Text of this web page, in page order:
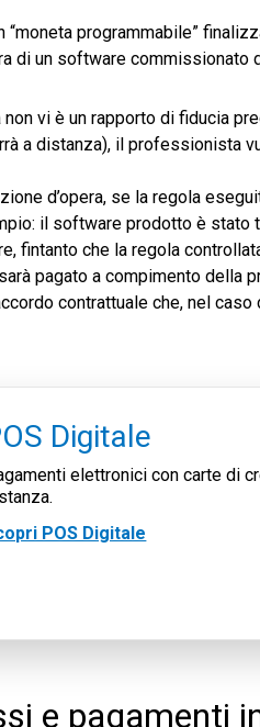
programmabile”
un software commissionato
vi è un rapporto di fiducia
a distanza), il professionista
d’opera, se la regola
il software prodotto è stato
fintanto che la regola
pagato a compimento della
contrattuale che, nel
Digitale
elettronici con carte di
POS Digitale
e pagamenti